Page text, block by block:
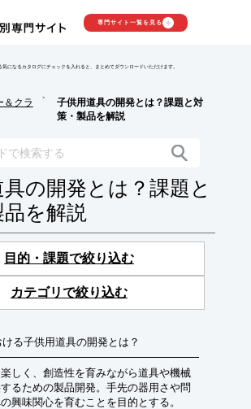
専門サイト一覧を見る
になるカタログにチェックを入れると、まとめてダウンロードいただけます。
＆クラ
>
子供用道具の開発とは？課題と対
策・製品を解説
の開発とは？課題と
を解説
目的・課題で絞り込む
カテゴリで絞り込む
る子供用道具の開発とは？
しく、創造性を育みながら道具や機械
るための製品開発。手先の器用さや問
興味関心を育むことを目的とする。